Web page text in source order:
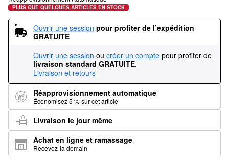
PLUS QUE QUELQUES ARTICLES EN STOCK
Ouvrir une session pour profiter de l’expédition
GRATUITE
Ouvrir une session ou créer un compte pour profiter de
livraison standard GRATUITE.
Livraison et retours
Réapprovisionnement automatique
Économisez 5 % sur cet article
Livraison le jour même
Achat en ligne et ramassage
Recevez-la demain